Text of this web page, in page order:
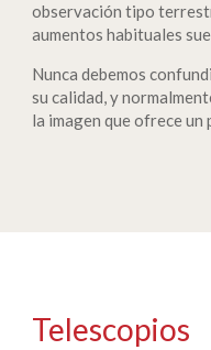
observación tipo
aumentos habituales
Nunca debemos
su calidad, y
la imagen que ofrece un
Telescopios